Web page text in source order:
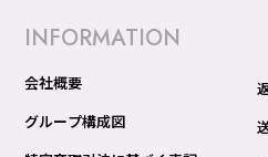
INFORMATION
会社概要
グループ構成図